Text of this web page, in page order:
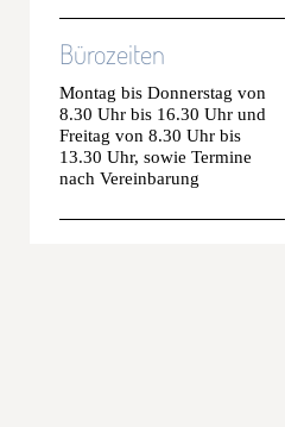
Bürozeiten
Montag bis Donnerstag von
8.30 Uhr bis 16.30 Uhr und
Freitag von 8.30 Uhr bis
13.30 Uhr, sowie Termine
nach Vereinbarung